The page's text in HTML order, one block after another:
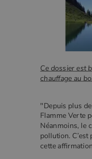
Ce dossier est
chauffage au
"Depuis plus
Flamme Verte
Néanmoins, le
pollution.
cette